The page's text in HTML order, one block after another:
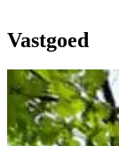
Vastgoed